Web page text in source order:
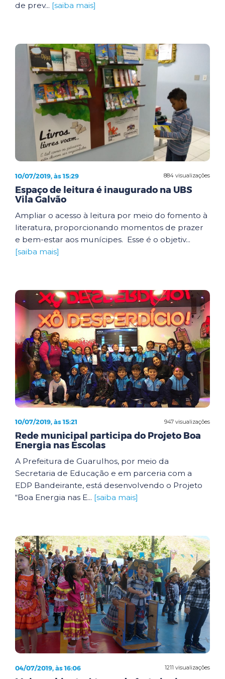
de prev... [saiba mais]
884 visualizações
10/07/2019, às 15:29
Espaço de leitura é inaugurado na UBS
Vila Galvão
Ampliar o acesso à leitura por meio do fomento à
literatura, proporcionando momentos de prazer
e bem-estar aos munícipes. Esse é o objetiv...
[saiba mais]
947 visualizações
10/07/2019, às 15:21
Rede municipal participa do Projeto Boa
Energia nas Escolas
A Prefeitura de Guarulhos, por meio da
Secretaria de Educação e em parceria com a
EDP Bandeirante, está desenvolvendo o Projeto
“Boa Energia nas E... [saiba mais]
1211 visualizações
04/07/2019, às 16:06